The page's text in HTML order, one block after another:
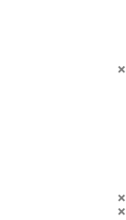
×
×
×